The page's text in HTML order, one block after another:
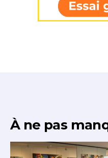
Statut / Organisation
J'accepte les termes et
À ne pas